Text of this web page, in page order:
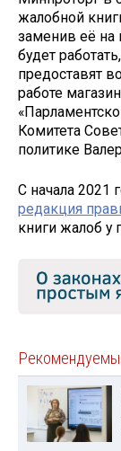
жалобной
заменив её
будет
предоставят
работе
Комитета
политике
С начала 2021
редакция
книги жалоб у